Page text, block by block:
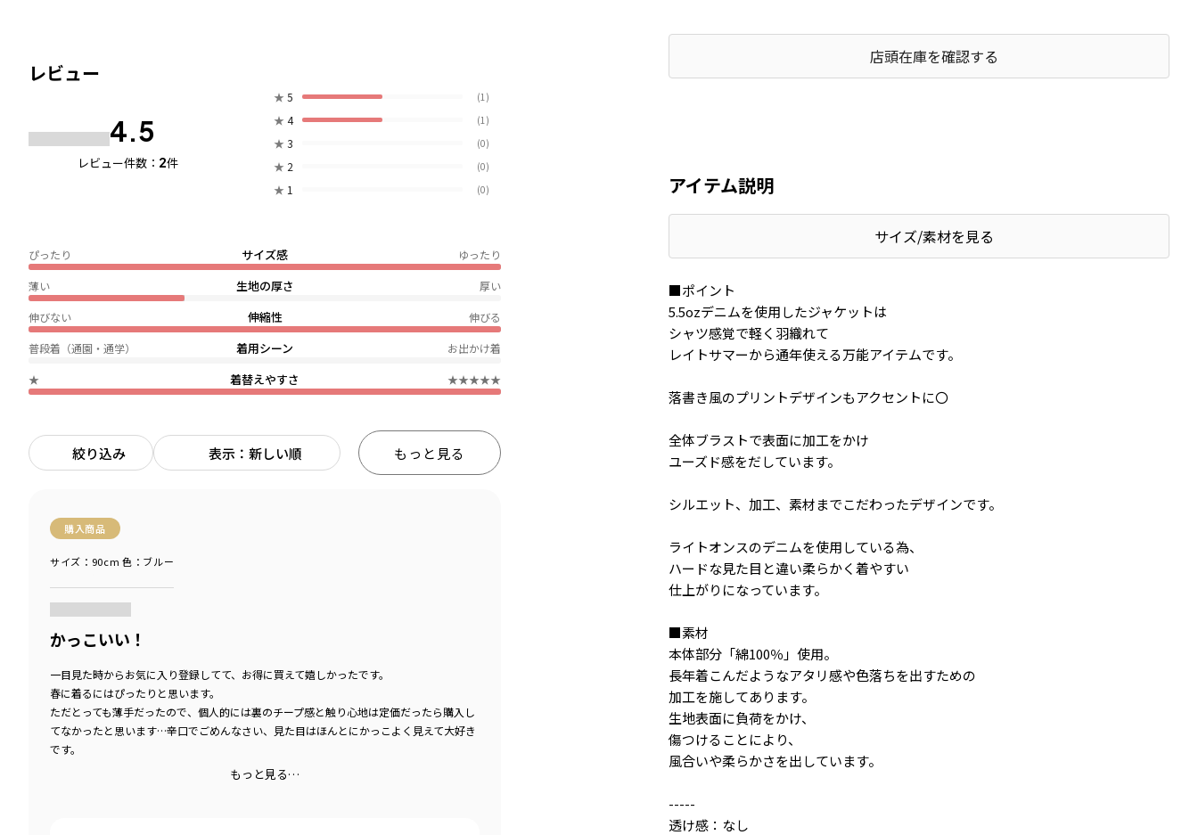
レビュー
4.5
レビュー件数： 2件
★ 5 (1)
★ 4 (1)
★ 3 (0)
★ 2 (0)
★ 1 (0)
サイズ感
ぴったり ゆったり
生地の厚さ
薄い 厚い
伸縮性
伸びない 伸びる
着用シーン
普段着（通園・通学） お出かけ着
着替えやすさ
★ ★★★★★
絞り込み 表示：新しい順 もっと見る
購入商品
サイズ：90cm 色：ブルー
かっこいい！
一目見た時からお気に入り登録してて、お得に買えて嬉しかったです。
春に着るにはぴったりと思います。
ただとっても薄手だったので、個人的には裏のチープ感と触り心地は定価だったら購入し
てなかったと思います…辛口でごめんなさい、見た目はほんとにかっこよく見えて大好き
です。
もっと見る…
店頭在庫を確認する
アイテム説明
サイズ/素材を見る
■ポイント
5.5ozデニムを使用したジャケットは
シャツ感覚で軽く羽織れて
レイトサマーから通年使える万能アイテムです。
落書き風のプリントデザインもアクセントに〇
全体ブラストで表面に加工をかけ
ユーズド感をだしています。
シルエット、加工、素材までこだわったデザインです。
ライトオンスのデニムを使用している為、
ハードな見た目と違い柔らかく着やすい
仕上がりになっています。
■素材
本体部分「綿100％」使用。
長年着こんだようなアタリ感や色落ちを出すための
加工を施してあります。
生地表面に負荷をかけ、
傷つけることにより、
風合いや柔らかさを出しています。
-----
透け感：なし